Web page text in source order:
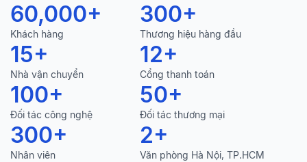
60,000+
Khách hàng
300+
Thương hiệu hàng đầu
15+
Nhà vận chuyển
12+
Cổng thanh toán
100+
Đối tác công nghệ
50+
Đối tác thương mại
300+
Nhân viên
2+
Văn phòng Hà Nội, TP.HCM